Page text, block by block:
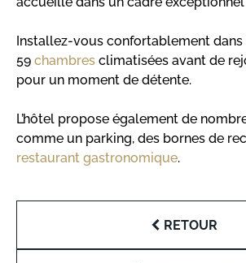
Installez-vous confortablement dans
59 chambres climatisées avant de
pour un moment de détente.
L’hôtel propose également de
comme un parking, des bornes de
restaurant gastronomique.
RETOUR